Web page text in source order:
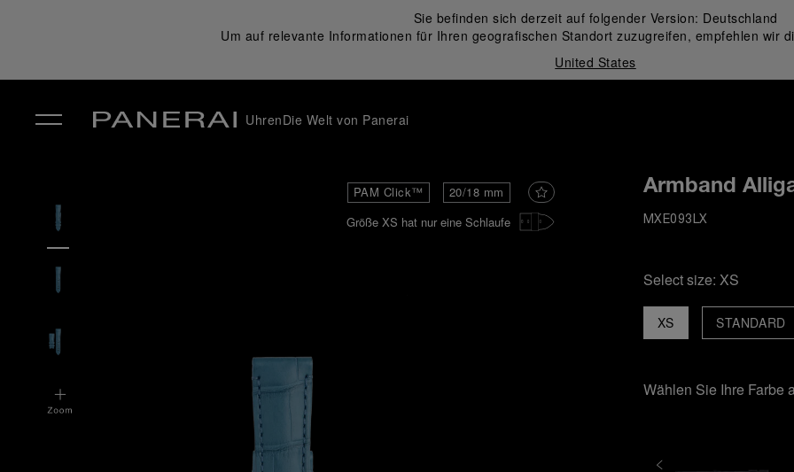
Sie befinden sich derzeit auf folgender Version: Deutschland
Um auf relevante Informationen für Ihren geografischen Standort zuzugreifen, empfehlen wir
United States
UhrenDie Welt von Panerai
PAM Click™
20/18 mm
Größe XS hat nur eine Schlaufe
Armband
MXE093LX
Select size: XS
XS STANDARD
Wählen Sie Ihre Farbe